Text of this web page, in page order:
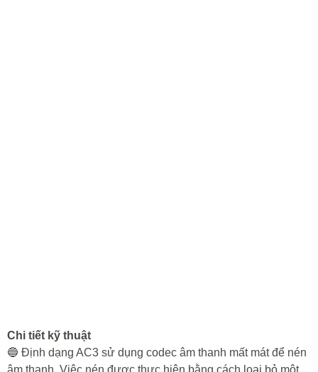
Chi tiết kỹ thuật
🔵 Định dạng AC3 sử dụng codec âm thanh mất mát để nén
âm thanh. Việc nén được thực hiện bằng cách loại bỏ một